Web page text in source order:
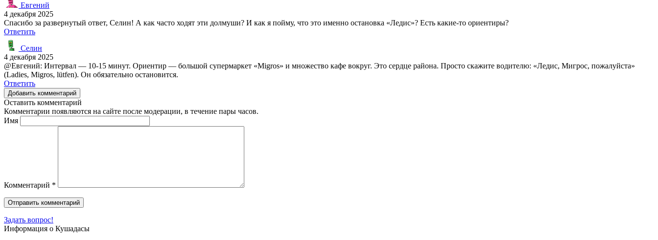
Евгений
4 декабря 2025
Спасибо за развернутый ответ, Селин! А как часто ходят эти долмуши? И как я пойму, что это именно остановка «Ледис»? Есть какие-то ориентиры?
Ответить
Селин
4 декабря 2025
@Евгений: Интервал — 10-15 минут. Ориентир — большой супермаркет «Migros» и множество кафе вокруг. Это сердце района. Просто скажите водителю: «Ледис, Мигрос, пожалуйста»
(Ladies, Migros, lütfen). Он обязательно остановится.
Ответить
Добавить комментарий
Оставить комментарий
Комментарии появляются на сайте после модерации, в течение пары часов.
Имя
Комментарий *
Задать вопрос!
Информация о Кушадасы